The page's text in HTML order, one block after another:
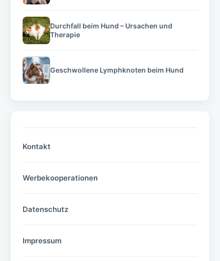
Durchfall beim Hund – Ursachen und
Therapie
Geschwollene Lymphknoten beim Hund
Kontakt
Werbekooperationen
Datenschutz
Impressum